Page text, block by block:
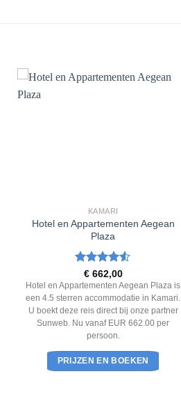
KAMARI
Hotel en Appartementen Aegean
Plaza
Waardering
4.5uit 5
€662,00
Hotel en Appartementen Aegean Plaza is
een 4.5 sterren accommodatie in Kamari.
U boekt deze reis direct bij onze partner
Sunweb. Nu vanaf EUR 662.00 per
persoon.
PRIJZEN EN BOEKEN